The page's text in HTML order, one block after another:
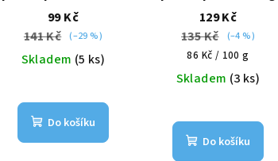
Aloe Vera
99 Kč
141 Kč (–29 %)
Skladem (5 ks)
Do košíku
129 Kč
135 Kč
(–4 %)
Měrná
cena:
86 Kč / 100 g
Skladem (3 ks)
Do košíku